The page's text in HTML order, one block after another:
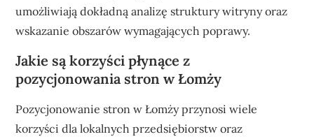
umożliwiają dokładną analizę struktury witryny oraz
wskazanie obszarów wymagających poprawy.
Jakie są korzyści płynące z
pozycjonowania stron w Łomży
Pozycjonowanie stron w Łomży przynosi wiele
korzyści dla lokalnych przedsiębiorstw oraz